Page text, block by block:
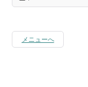
メニューへ